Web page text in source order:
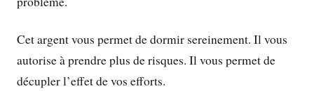
Cet argent vous permet de dormir sereinement. Il vous
autorise à prendre plus de risques. Il vous permet de
décupler l’effet de vos efforts.